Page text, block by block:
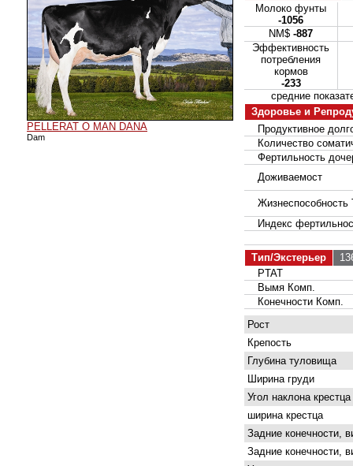
PELLERAT O MAN DANA
Dam
Молоко фунты
-1056
NM$ -887
Эффективность
потребления
кормов
-233
средние
Здоровье и
Продуктивное
Количество
Фертильность
Доживаемост
Жизнеспособность
Индекс
Тип/Экстерьер
PTAT
Вымя Комп.
Конечности Комп.
Рост
Крепость
Глубина туловища
Ширина груди
Угол наклона крестца
ширина крестца
Задние конечности,
Задние конечности,